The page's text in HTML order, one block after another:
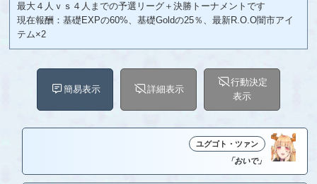
最大４人ｖｓ４人までの予選リーグ＋決勝トーナメントです
現在報酬：基礎EXPの60%、基礎Goldの25％、最新R.O.O闇市アイ
テム×2
簡易表示 詳細表示
行動決定
表示
ユグゴト・ツァン
「おいで」